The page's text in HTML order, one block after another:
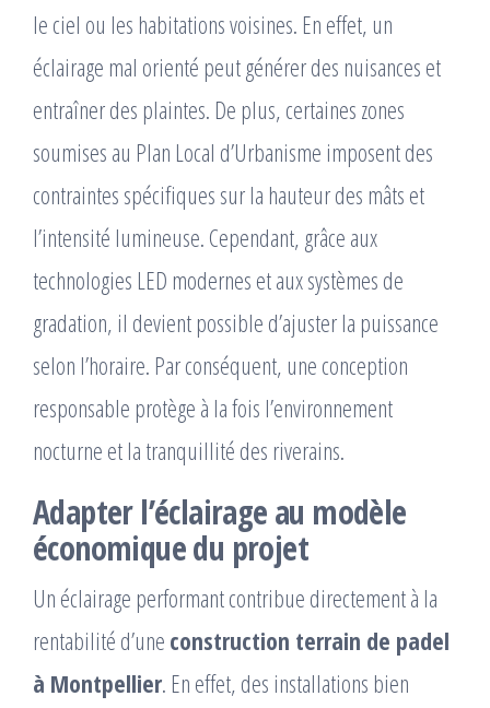
le ciel ou les habitations voisines. En effet, un
éclairage mal orienté peut générer des nuisances et
entraîner des plaintes. De plus, certaines zones
soumises au Plan Local d’Urbanisme imposent des
contraintes spécifiques sur la hauteur des mâts et
l’intensité lumineuse. Cependant, grâce aux
technologies LED modernes et aux systèmes de
gradation, il devient possible d’ajuster la puissance
selon l’horaire. Par conséquent, une conception
responsable protège à la fois l’environnement
nocturne et la tranquillité des riverains.
Adapter l’éclairage au modèle
économique du projet
Un éclairage performant contribue directement à la
rentabilité d’une construction terrain de padel
à Montpellier. En effet, des installations bien